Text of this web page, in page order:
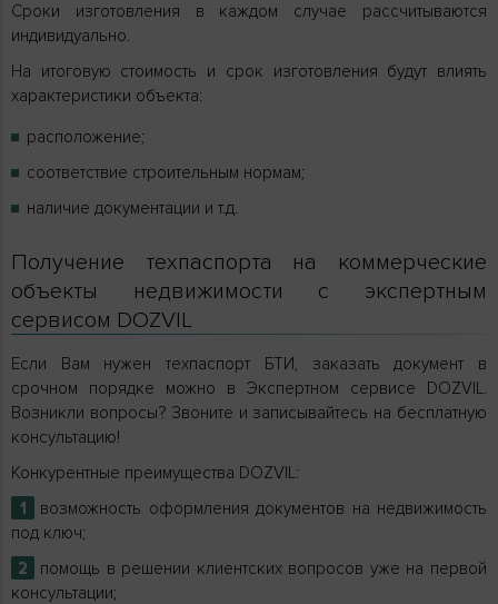
Сроки изготовления в каждом случае рассчитываются
индивидуально.
На итоговую стоимость и срок изготовления будут влиять
характеристики объекта:
расположение;
соответствие строительным нормам;
наличие документации и т.д.
Получение техпаспорта на коммерческие
объекты недвижимости с экспертным
сервисом DOZVIL
Если Вам нужен техпаспорт БТИ, заказать документ в
срочном порядке можно в Экспертном сервисе DOZVIL.
Возникли вопросы? Звоните и записывайтесь на бесплатную
консультацию!
Конкурентные преимущества DOZVIL:
возможность оформления документов на недвижимость
под ключ;
помощь в решении клиентских вопросов уже на первой
консультации;